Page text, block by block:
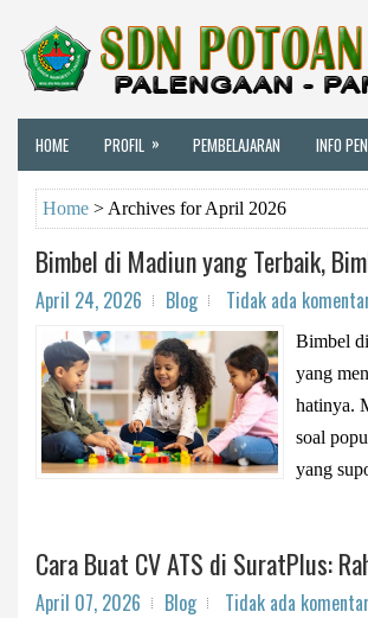
HOME PROFIL » PEMBELAJARAN INFO
Home > Archives for April 2026
Bimbel di Madiun yang Terbaik,
April 24, 2026 Blog Tidak ada
Bimbel
yang
hatinya.
soal
yang
Cara Buat CV ATS di SuratPlus:
April 07, 2026 Blog Tidak ada komentar